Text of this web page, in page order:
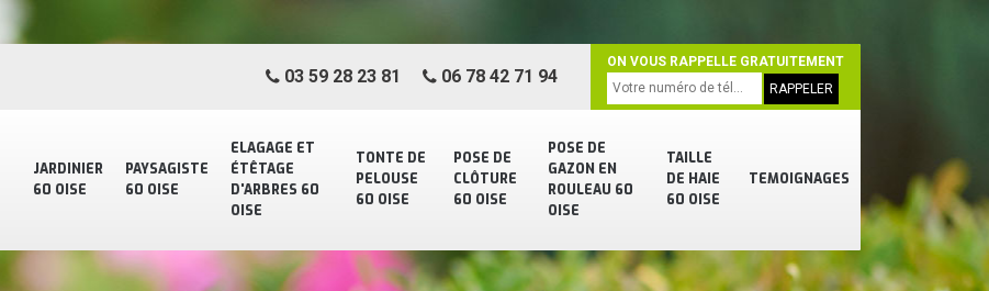
JARDINIER
60 OISE
PAYSAGISTE
60 OISE
ELAGAGE ET
ÉTÊTAGE
D'ARBRES 60
OISE
TONTE DE
PELOUSE
60 OISE
POSE DE
CLÔTURE
60 OISE
POSE DE
GAZON EN
ROULEAU 60
OISE
TAILLE
DE HAIE
60 OISE
TEMOIGNAGES
03 59 28 23 81 06 78 42 71 94
ON VOUS RAPPELLE GRATUITEMENT